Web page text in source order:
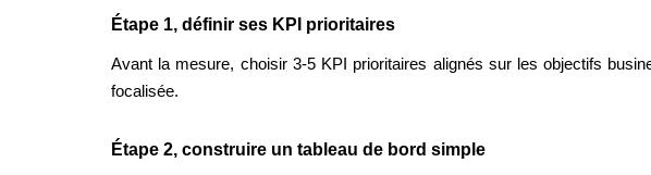
Étape 1, définir ses KPI prioritaires
Avant la mesure, choisir 3-5 KPI prioritaires alignés sur les objectifs
focalisée.
Étape 2, construire un tableau de bord simple